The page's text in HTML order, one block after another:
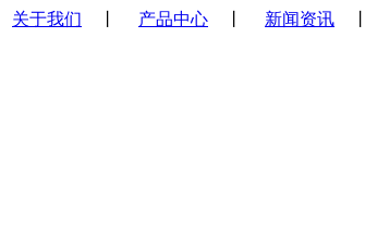
关于我们 产品中心 新闻资讯